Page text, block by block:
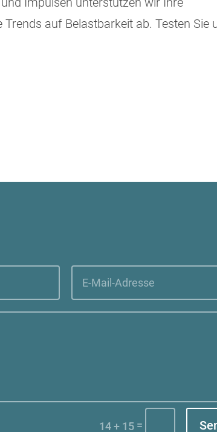
Impulsen unterstützen wir Ihre
auf Belastbarkeit ab. Testen Sie
14 + 15=